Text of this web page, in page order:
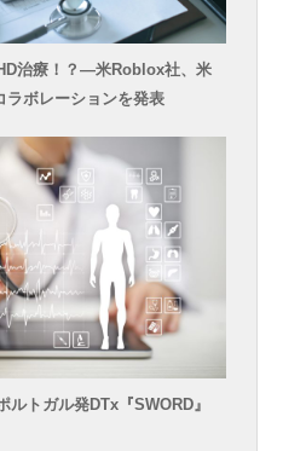
治療！？―米Roblox社、米
ボレーションを発表
ルトガル発DTx『SWORD』